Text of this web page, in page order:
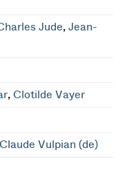
Jude, Jean-
, Clotilde Vayer
Claude Vulpian (de)